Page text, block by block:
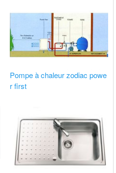
Pompe à chaleur zodiac powe
r first